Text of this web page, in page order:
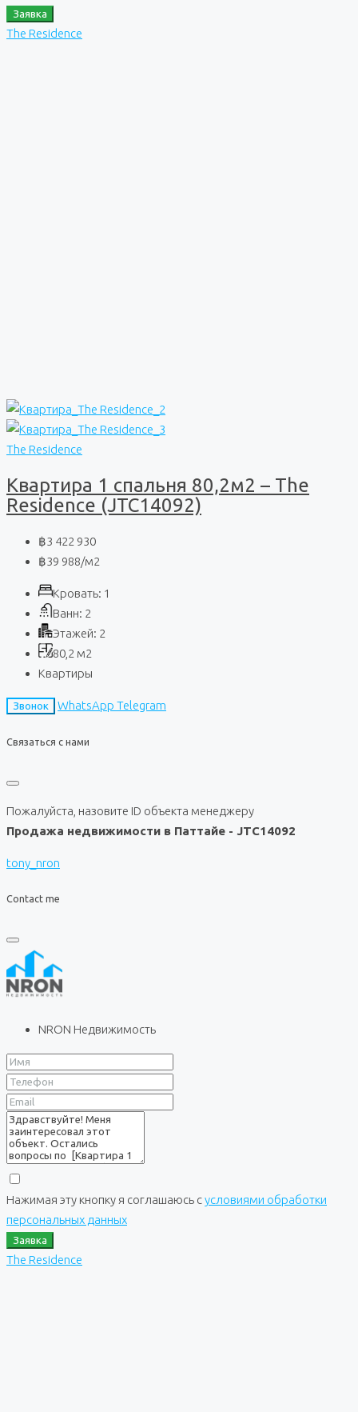
Заявка
The Residence
The Residence
Квартира 1 спальня 80,2м2 – The
Residence (JTC14092)
฿3 422 930
฿39 988/м2
Кровать: 1
Ванн: 2
Этажей: 2
80,2 м2
Квартиры
Звонок WhatsApp Telegram
Связаться с нами
Пожалуйста, назовите ID объекта менеджеру
Продажа недвижимости в Паттайе - JTC14092
tony_nron
Contact me
NRON Недвижимость
Нажимая эту кнопку я соглашаюсь сусловиями обработки
персональных данных
Заявка
The Residence